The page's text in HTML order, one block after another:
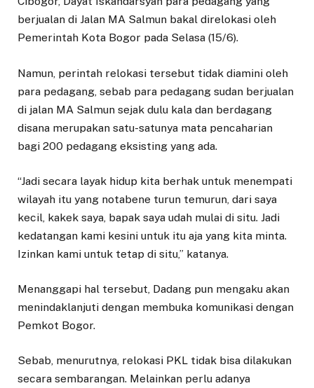
berjualan di Jalan MA Salmun bakal direlokasi oleh
Pemerintah Kota Bogor pada Selasa (15/6).
Namun, perintah relokasi tersebut tidak diamini oleh
para pedagang, sebab para pedagang sudan berjualan
di jalan MA Salmun sejak dulu kala dan berdagang
disana merupakan satu-satunya mata pencaharian
bagi 200 pedagang eksisting yang ada.
“Jadi secara layak hidup kita berhak untuk menempati
wilayah itu yang notabene turun temurun, dari saya
kecil, kakek saya, bapak saya udah mulai di situ. Jadi
kedatangan kami kesini untuk itu aja yang kita minta.
Izinkan kami untuk tetap di situ,” katanya.
Menanggapi hal tersebut, Dadang pun mengaku akan
menindaklanjuti dengan membuka komunikasi dengan
Pemkot Bogor.
Sebab, menurutnya, relokasi PKL tidak bisa dilakukan
secara sembarangan. Melainkan perlu adanya